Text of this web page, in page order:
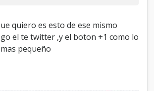
quiero es esto de ese mismo
el te twitter ,y el boton +1 como lo
pequeño